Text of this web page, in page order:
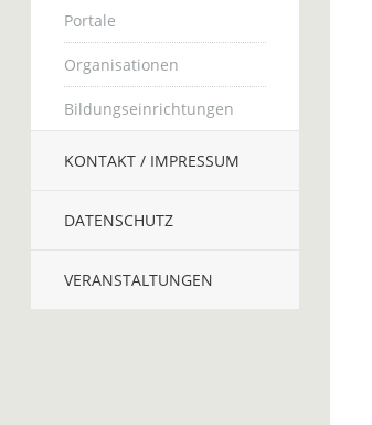
Portale
Organisationen
Bildungseinrichtungen
KONTAKT / IMPRESSUM
DATENSCHUTZ
VERANSTALTUNGEN